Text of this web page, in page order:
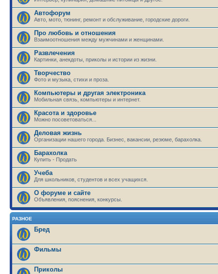
Автофорум
Авто, мото, тюнинг, ремонт и обслуживание, городские дороги.
Про любовь и отношения
Взаимоотношения между мужчинами и женщинами.
Развлечения
Картинки, анекдоты, приколы и истории из жизни.
Творчество
Фото и музыка, стихи и проза.
Компьютеры и другая электроника
Мобильная связь, компьютеры и интернет.
Красота и здоровье
Можно посоветоваться...
Деловая жизнь
Организации нашего города. Бизнес, вакансии, резюме, барахолка.
Барахолка
Купить - Продать
Учеба
Для школьников, студентов и всех учащихся.
О форуме и сайте
Объявления, пояснения, конкурсы.
РАЗНОЕ
Бред
Фильмы
Приколы